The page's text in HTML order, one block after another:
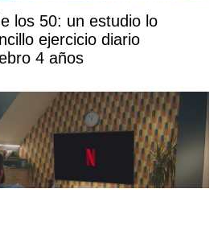
los 50: un estudio lo
ejercicio diario
4 años